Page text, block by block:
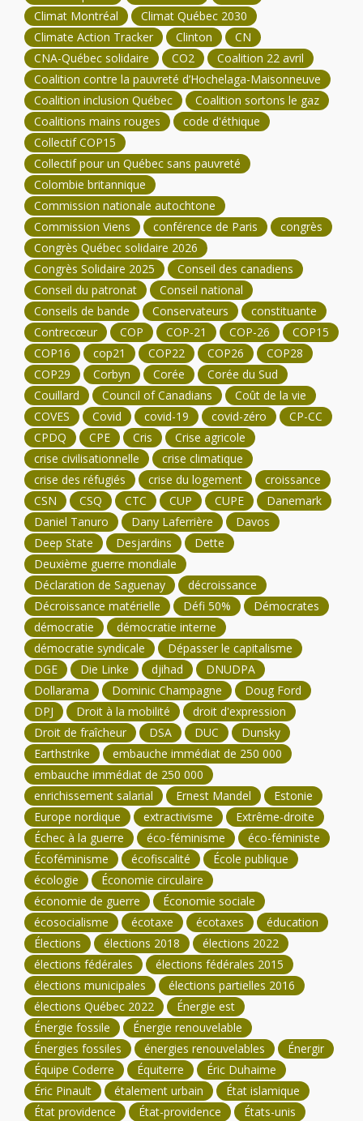
Climat Montréal
Climat Québec 2030
Climate Action Tracker
Clinton
CN
CNA-Québec solidaire
CO2
Coalition 22 avril
Coalition contre la pauvreté d’Hochelaga-Maisonneuve
Coalition inclusion Québec
Coalition sortons le gaz
Coalitions mains rouges
code d'éthique
Collectif COP15
Collectif pour un Québec sans pauvreté
Colombie britannique
Commission nationale autochtone
Commission Viens
conférence de Paris
congrès
Congrès Québec solidaire 2026
Congrès Solidaire 2025
Conseil des canadiens
Conseil du patronat
Conseil national
Conseils de bande
Conservateurs
constituante
Contrecœur
COP COP-21 COP-26
COP15
COP16
cop21 COP22 COP26
COP28
COP29
Corbyn Corée
Corée du Sud
Couillard
Council of Canadians
Coût de la vie
COVES
Covid covid-19 covid-zéro
CP-CC
CPDQ
CPE Cris
Crise agricole
crise civilisationnelle
crise climatique
crise des réfugiés
crise du logement
croissance
CSN
CSQ CTC CUP CUPE
Danemark
Daniel Tanuro
Dany Laferrière
Davos
Deep State
Desjardins
Dette
Deuxième guerre mondiale
Déclaration de Saguenay
décroissance
Décroissance matérielle
Défi 50%
Démocrates
démocratie
démocratie interne
démocratie syndicale
Dépasser le capitalisme
DGE
Die Linke djihad
DNUDPA
Dollarama
Dominic Champagne
Doug Ford
DPJ
Droit à la mobilité
droit d'expression
Droit de fraîcheur
DSA DUC
Dunsky
Earthstrike
embauche immédiat de 250 000
embauche immédiat de 250 000
enrichissement salarial
Ernest Mandel
Estonie
Europe nordique
extractivisme
Extrême-droite
Échec à la guerre
éco-féminisme
éco-féministe
Écoféminisme
écofiscalité
École publique
écologie
Économie circulaire
économie de guerre
Économie sociale
écosocialisme
écotaxe écotaxes
éducation
Élections
élections 2018
élections 2022
élections fédérales
élections fédérales 2015
élections municipales
élections partielles 2016
élections Québec 2022
Énergie est
Énergie fossile
Énergie renouvelable
Énergies fossiles
énergies renouvelables
Énergir
Équipe Coderre
Équiterre
Éric Duhaime
Éric Pinault
étalement urbain
État islamique
État providence
État-providence
États-unis